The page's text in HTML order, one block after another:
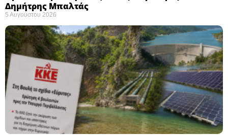
Δημήτρης Μπαλτάς
5 Αυγούστου 2026